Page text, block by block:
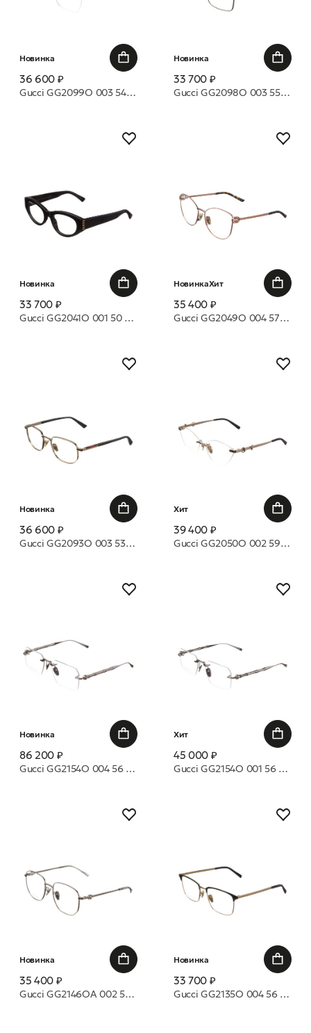
Новинка
36 600 ₽
Gucci GG2099O 003 54 оправа
Новинка
33 700 ₽
Gucci GG2098O 003 55 оправа
Новинка
33 700 ₽
Gucci GG2041O 001 50 оправа
НовинкаХит
35 400 ₽
Gucci GG2049O 004 57 оправа
Новинка
36 600 ₽
Gucci GG2093O 003 53 оправа
Хит
39 400 ₽
Gucci GG2050O 002 59 оправа
Новинка
86 200 ₽
Gucci GG2154O 004 56 оправа
Хит
45 000 ₽
Gucci GG2154O 001 56 оправа
Новинка
35 400 ₽
Gucci GG2146OA 002 54 оправа
Новинка
33 700 ₽
Gucci GG2135O 004 56 оправа